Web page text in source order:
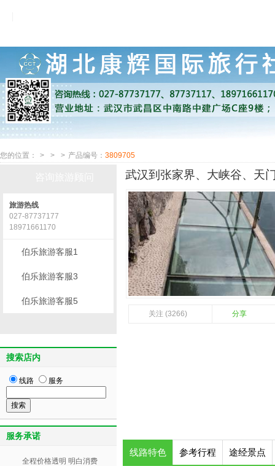
您的位置： > > > 产品编号： 3809705
武汉到张家界、大峡谷、天
关注 (3266) 分享
线路特色 参考行程 途经景点
旅游热线
027-87737177
18971661170
伯乐旅游客服1
伯乐旅游客服3
伯乐旅游客服5
搜索店内
线路 服务
服务承诺
全程价格透明 明白消费